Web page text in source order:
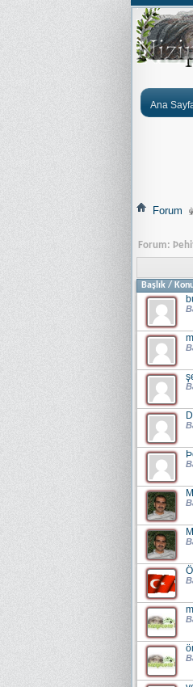
Ana
Forum
Forum:
Başlık /